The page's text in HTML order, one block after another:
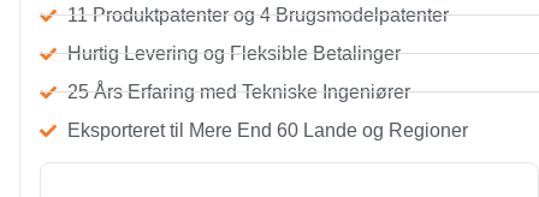
11 Produktpatenter og 4 Brugsmodelpatenter
Hurtig Levering og Fleksible Betalinger
25 Års Erfaring med Tekniske Ingeniører
Eksporteret til Mere End 60 Lande og Regioner